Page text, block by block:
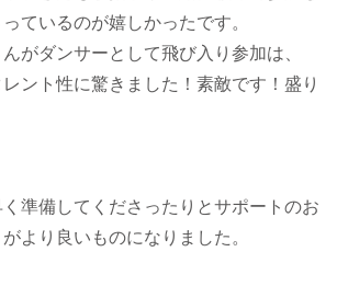
ているのが嬉しかったです。
がダンサーとして飛び入り参加は、
ント性に驚きました！素敵です！盛り
準備してくださったりとサポートのお